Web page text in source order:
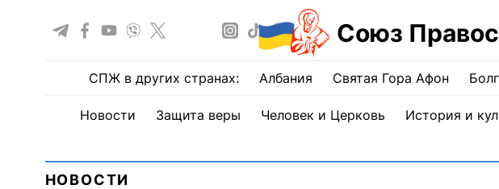
Союз
СПЖ в других странах: Албания Святая Гора Афон
Новости Защита веры Человек и Церковь История и
НОВОСТИ